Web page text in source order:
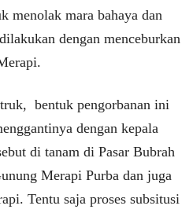
menolak mara bahaya dan
dengan menceburkan
bentuk pengorbanan ini
dengan kepala
di tanam di Pasar Bubrah
Merapi Purba dan juga
Tentu saja proses subsitusi